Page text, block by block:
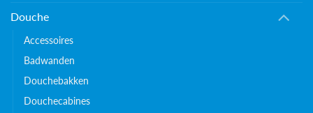
Douche
Accessoires
Badwanden
Douchebakken
Douchecabines